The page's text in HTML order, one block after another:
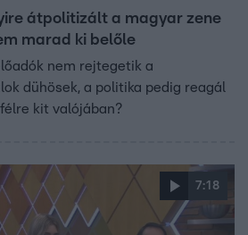
átpolitizált a magyar zene
marad ki belőle
nem rejtegetik a
dühösek, a politika pedig reagál
kit valójában?
7:18